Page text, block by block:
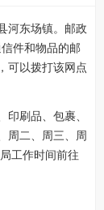
河东场镇。邮政
件和物品的邮
可以拨打该网点
刷品、包裹、
周二、周三、周
工作时间前往